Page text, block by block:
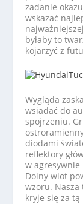
zadanie
wskazać
byłaby to
kojarzyć z
Wygląda
wsiadać do
spojrzeniu.
diodami
reflektory
w agresywnie
Dolny wlot
wzoru. Nasza
kryje się za tą